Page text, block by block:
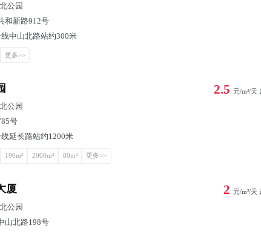
公园
和新路912号
中山北路站约300米
更多>>
2.5 元/m²/天
公园
号
延长路站约1200米
190m² 2000m² 80m² 更多>>
厦 2 元/m²/天
公园
山北路198号